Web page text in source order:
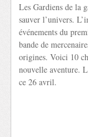
Les Gardiens de la
sauver l’univers.
événements du
bande de
origines. Voici 10
nouvelle aventure.
ce 26 avril.